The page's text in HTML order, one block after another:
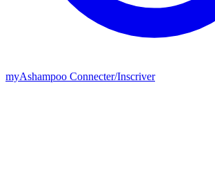
myAshampoo Connecter/Inscriver